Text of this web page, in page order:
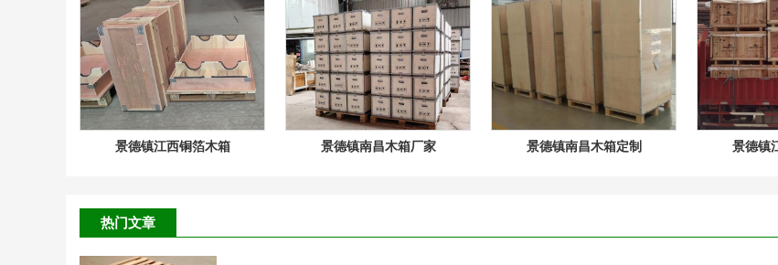
景德镇江西铜箔木箱 景德镇南昌木箱厂家 景德镇南昌木箱定制 景德镇
热门文章